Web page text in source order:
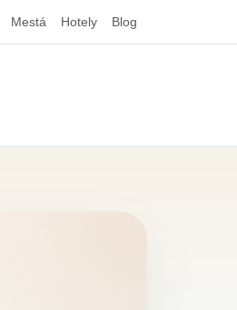
Mestá Hotely Blog